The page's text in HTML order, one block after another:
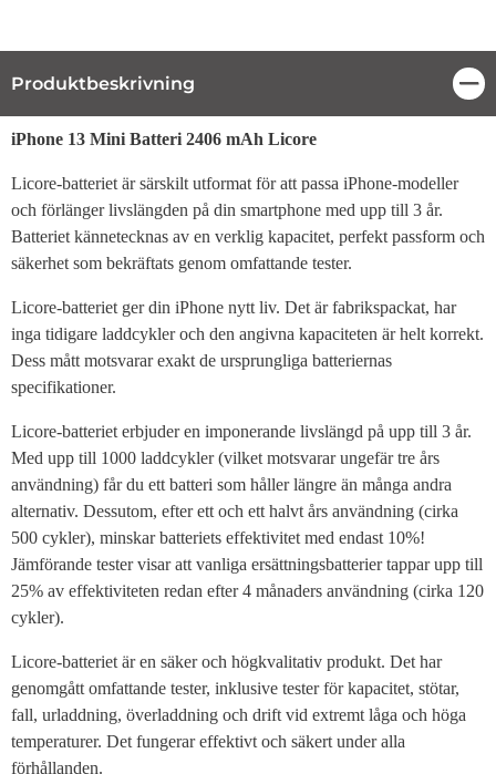
Produktbeskrivning
Produktbeskrivning
iPhone 13 Mini Batteri 2406 mAh Licore
Licore-batteriet är särskilt utformat för att passa iPhone-modeller
och förlänger livslängden på din smartphone med upp till 3 år.
Batteriet kännetecknas av en verklig kapacitet, perfekt passform och
säkerhet som bekräftats genom omfattande tester.
Licore-batteriet ger din iPhone nytt liv. Det är fabrikspackat, har
inga tidigare laddcykler och den angivna kapaciteten är helt korrekt.
Dess mått motsvarar exakt de ursprungliga batteriernas
specifikationer.
Licore-batteriet erbjuder en imponerande livslängd på upp till 3 år.
Med upp till 1000 laddcykler (vilket motsvarar ungefär tre års
användning) får du ett batteri som håller längre än många andra
alternativ. Dessutom, efter ett och ett halvt års användning (cirka
500 cykler), minskar batteriets effektivitet med endast 10%!
Jämförande tester visar att vanliga ersättningsbatterier tappar upp till
25% av effektiviteten redan efter 4 månaders användning (cirka 120
cykler).
Licore-batteriet är en säker och högkvalitativ produkt. Det har
genomgått omfattande tester, inklusive tester för kapacitet, stötar,
fall, urladdning, överladdning och drift vid extremt låga och höga
temperaturer. Det fungerar effektivt och säkert under alla
förhållanden.